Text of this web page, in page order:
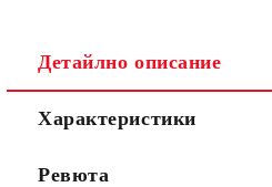
Детайлно описание
Характеристики
Ревюта